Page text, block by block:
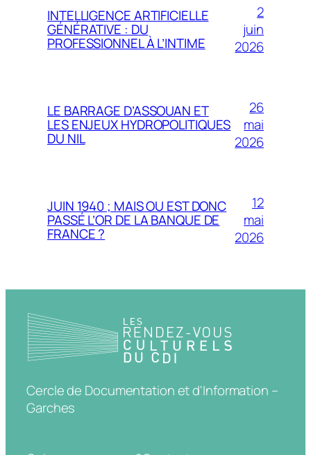
INTELLIGENCE ARTIFICIELLE
GÉNÉRATIVE : DU
PROFESSIONNEL À L’INTIME
2
juin
2026
LE BARRAGE D’ASSOUAN ET
LES ENJEUX HYDROPOLITIQUES
DU NIL
26
mai
2026
JUIN 1940 ; MAIS OU EST DONC
PASSÉ L’OR DE LA BANQUE DE
FRANCE ?
12
mai
2026
Cercle de Documentation et d'Information –
Garches